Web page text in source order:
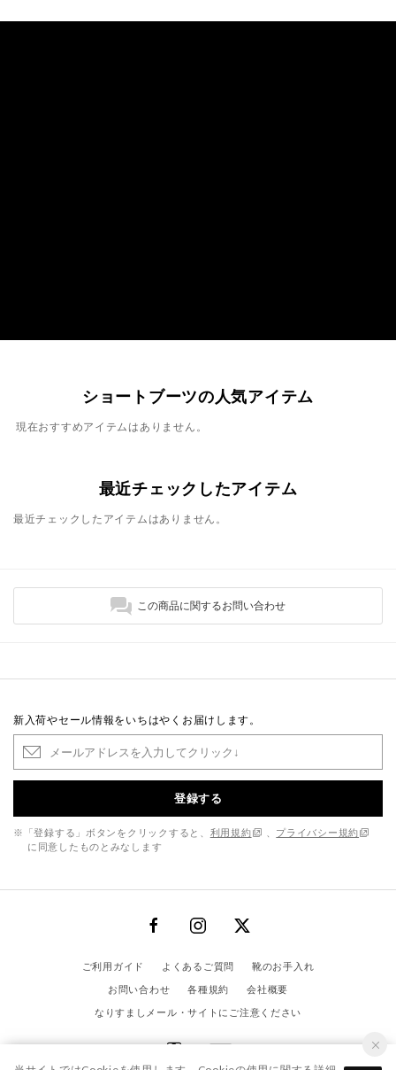
ショートブーツの人気アイテム
現在おすすめアイテムはありません。
最近チェックしたアイテム
最近チェックしたアイテムはありません。
この商品に関するお問い合わせ
新入荷やセール情報をいちはやくお届けします。
登録する
※「登録する」ボタンをクリックすると、 利用規約
プライバシー規約
に同意したものとみなします
ご利用ガイド よくあるご質問
靴のお手入れ
お問い合わせ
各種規約
会社概要
なりすましメール・サイトにご注意ください